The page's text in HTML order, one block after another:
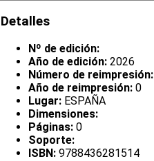
Detalles
Nº de edición:
Año de edición: 2026
Número de reimpresión:
Año de reimpresión: 0
Lugar: ESPAÑA
Dimensiones:
Páginas: 0
Soporte:
ISBN: 9788436281514